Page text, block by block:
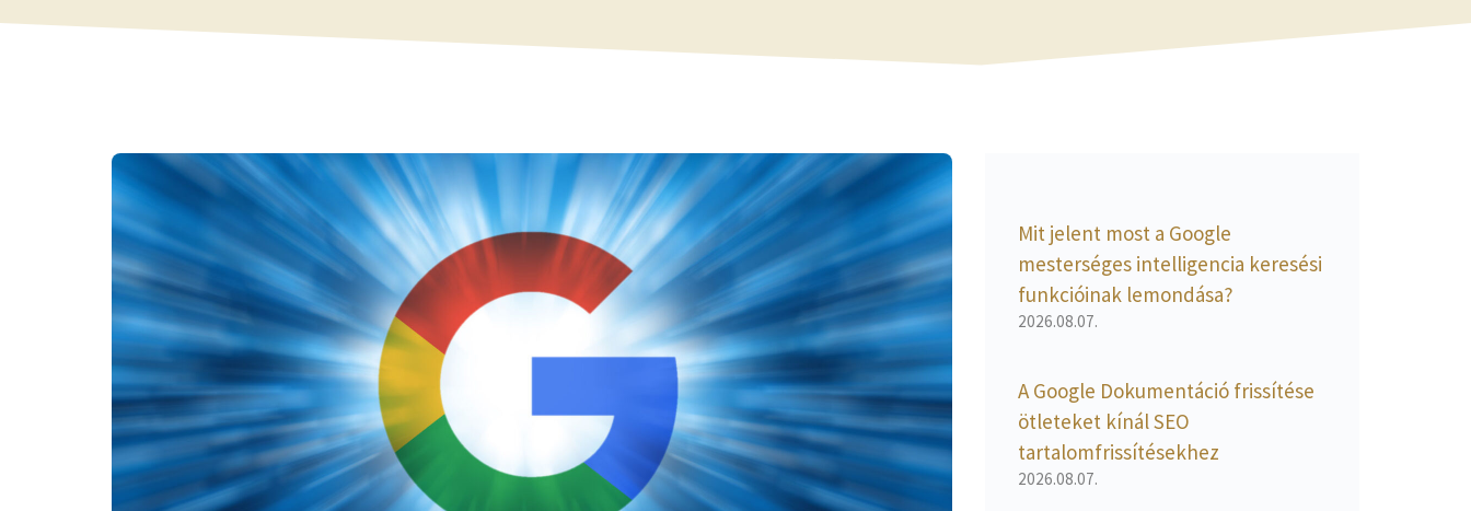
Mit jelent most a Google
mesterséges intelligencia keresési
funkcióinak lemondása?
2026.08.07.
A Google Dokumentáció frissítése
ötleteket kínál SEO
tartalomfrissítésekhez
2026.08.07.